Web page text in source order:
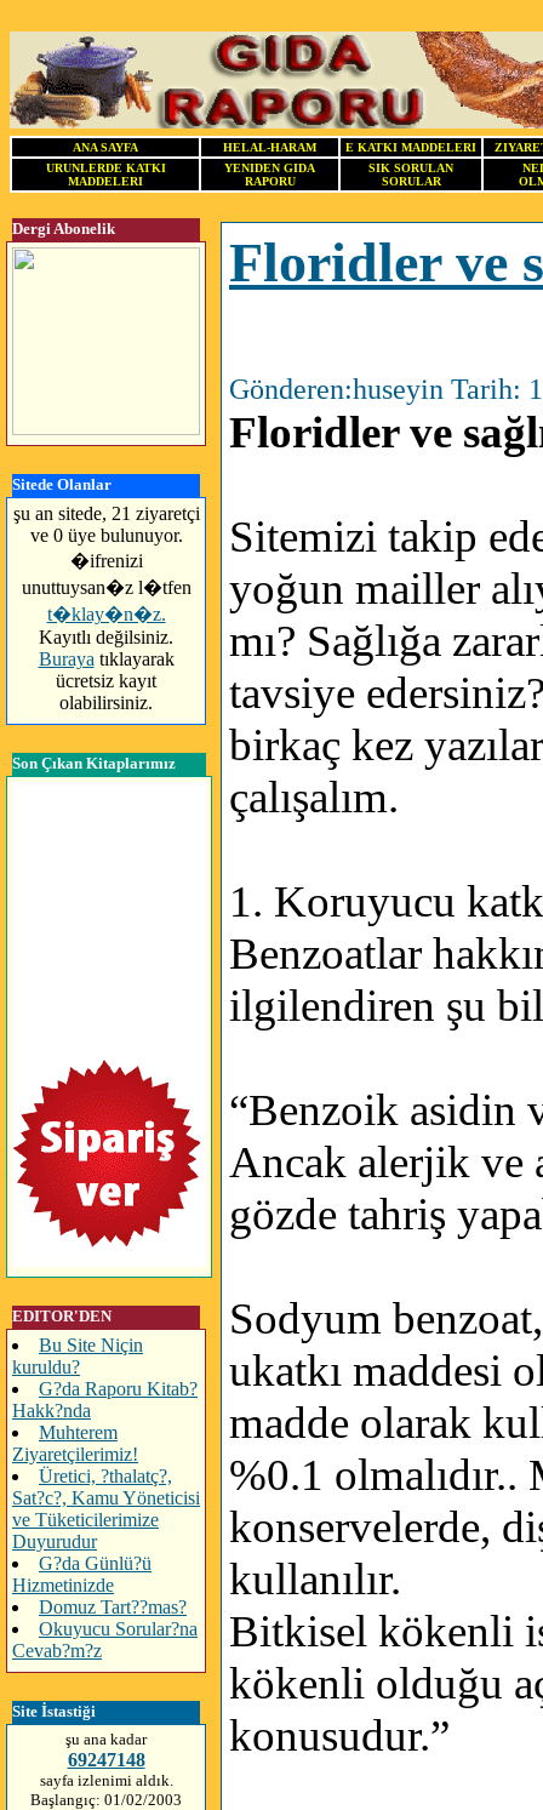
ANA SAYFA HELAL-HARAM E KATKI MADDELERI
URUNLERDE KATKI
MADDELERI
YENIDEN GIDA
RAPORU
SIK SORULAN
SORULAR
Dergi Abonelik
Sitede Olanlar
şu an sitede, 21 ziyaretçi
ve 0 üye bulunuyor.
�ifrenizi
unuttuysan�z l�tfen
t�klay�n�z.
Kayıtlı değilsiniz.
Buraya tıklayarak
ücretsiz kayıt
olabilirsiniz.
Son Çıkan Kitaplarımız
EDITOR'DEN
Bu Site Niçin
kuruldu?
G?da Raporu Kitab?
Hakk?nda
Muhterem
Ziyaretçilerimiz!
Üretici, ?thalatç?,
Sat?c?, Kamu Yöneticisi
ve Tüketicilerimize
Duyurudur
G?da Günlü?ü
Hizmetinizde
Domuz Tart??mas?
Okuyucu Sorular?na
Cevab?m?z
Site İstastiği
şu ana kadar
69247148
sayfa izlenimi aldık.
Başlangıç: 01/02/2003
Floridler ve
Gönderen:huseyin Tarih:
Floridler ve
Sitemizi takip
yoğun mailler
mı? Sağlığa
tavsiye
birkaç kez
çalışalım.
1. Koruyucu
Benzoatlar
ilgilendiren şu
“Benzoik asidin
Ancak alerjik ve
gözde tahriş
Sodyum
ukatkı maddesi
madde olarak
%0.1 olmalıdır..
konservelerde,
kullanılır.
Bitkisel kökenli
kökenli olduğu
konusudur.”